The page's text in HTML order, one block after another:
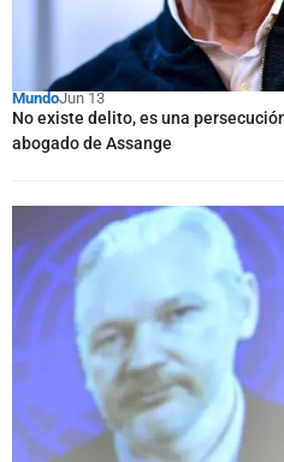
MundoJun 13
No existe delito, es una
abogado de Assange